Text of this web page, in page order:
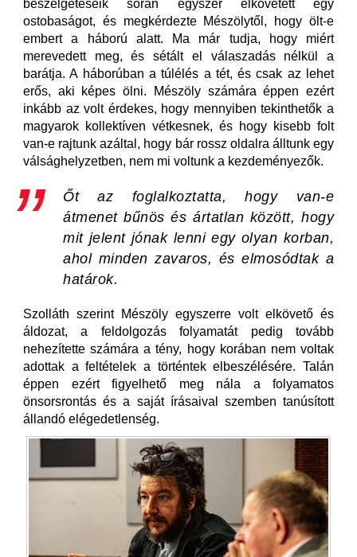
beszélgetéseik során egyszer elkövetett egy
ostobaságot, és megkérdezte Mészölytől, hogy ölt-e
embert a háború alatt. Ma már tudja, hogy miért
merevedett meg, és sétált el válaszadás nélkül a
barátja. A háborúban a túlélés a tét, és csak az lehet
erős, aki képes ölni. Mészöly számára éppen ezért
inkább az volt érdekes, hogy mennyiben tekinthetők a
magyarok kollektíven vétkesnek, és hogy kisebb folt
van-e rajtunk azáltal, hogy bár rossz oldalra álltunk egy
válsághelyzetben, nem mi voltunk a kezdeményezők.
Őt az foglalkoztatta, hogy van-e
átmenet bűnös és ártatlan között, hogy
mit jelent jónak lenni egy olyan korban,
ahol minden zavaros, és elmosódtak a
határok.
Szolláth szerint Mészöly egyszerre volt elkövető és
áldozat, a feldolgozás folyamatát pedig tovább
nehezítette számára a tény, hogy korában nem voltak
adottak a feltételek a történtek elbeszélésére. Talán
éppen ezért figyelhető meg nála a folyamatos
önsorsrontás és a saját írásaival szemben tanúsított
állandó elégedetlenség.